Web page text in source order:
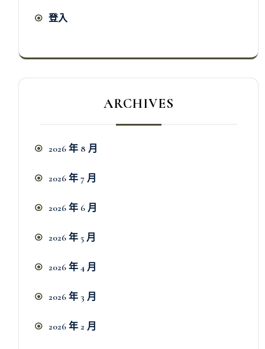
登入
ARCHIVES
2026 年 8 月
2026 年 7 月
2026 年 6 月
2026 年 5 月
2026 年 4 月
2026 年 3 月
2026 年 2 月